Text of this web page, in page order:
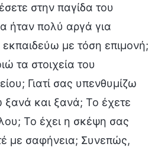
στην παγίδα του
ήταν πολύ αργά για
εκπαιδεύω με τόση επιμονή;
τα στοιχεία του
Γιατί σας υπενθυμίζω
και ξανά; Το έχετε
Το έχει η σκέψη σας
με σαφήνεια; Συνεπώς,